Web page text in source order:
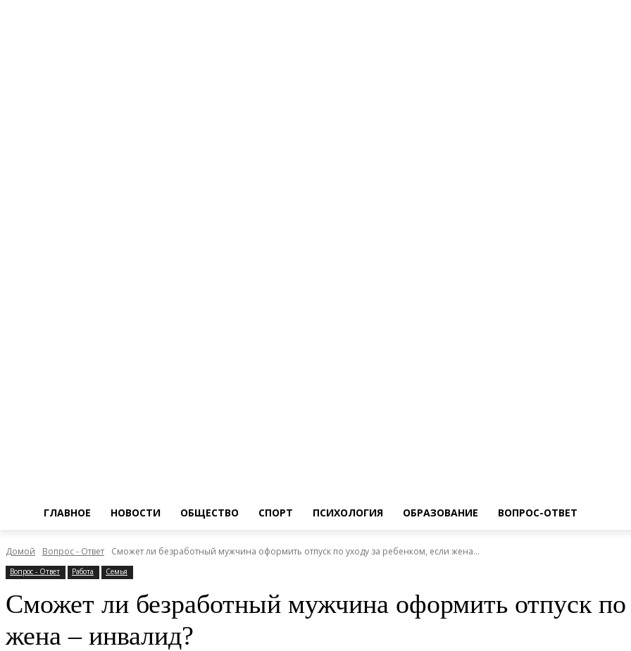
ГЛАВНОЕ НОВОСТИ ОБЩЕСТВО СПОРТ ПСИХОЛОГИЯ ОБРАЗОВАНИЕ ВОПРОС-ОТВЕТ
Домой Вопрос - Ответ Сможет ли безработный мужчина оформить отпуск по уходу за ребенком, если жена...
Вопрос - Ответ Работа Семья
Сможет ли безработный мужчина оформить отпуск по
жена – инвалид?